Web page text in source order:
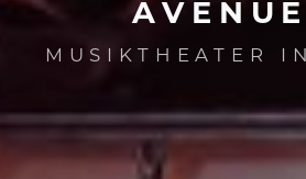
AVENUE
MUSIKTHEATER